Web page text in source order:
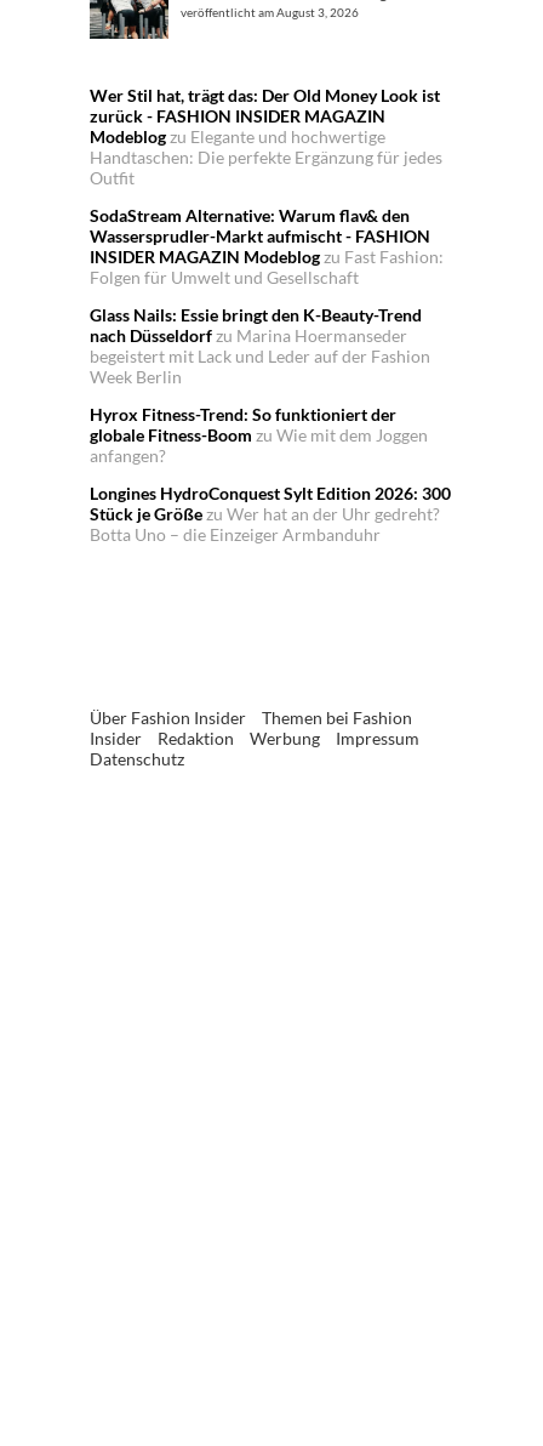
veröffentlicht am August 3, 2026
Wer Stil hat, trägt das: Der Old Money Look ist
zurück - FASHION INSIDER MAGAZIN
Modeblogzu Elegante und hochwertige
Handtaschen: Die perfekte Ergänzung für jedes
Outfit
SodaStream Alternative: Warum flav& den
Wassersprudler-Markt aufmischt - FASHION
INSIDER MAGAZIN Modeblogzu Fast Fashion:
Folgen für Umwelt und Gesellschaft
Glass Nails: Essie bringt den K-Beauty-Trend
nach Düsseldorfzu Marina Hoermanseder
begeistert mit Lack und Leder auf der Fashion
Week Berlin
Hyrox Fitness-Trend: So funktioniert der
globale Fitness-Boom zu Wie mit dem Joggen
anfangen?
Longines HydroConquest Sylt Edition 2026: 300
Stück je Größezu Wer hat an der Uhr gedreht?
Botta Uno – die Einzeiger Armbanduhr
Über Fashion Insider
Themen bei Fashion
Insider
Redaktion Werbung
Impressum
Datenschutz